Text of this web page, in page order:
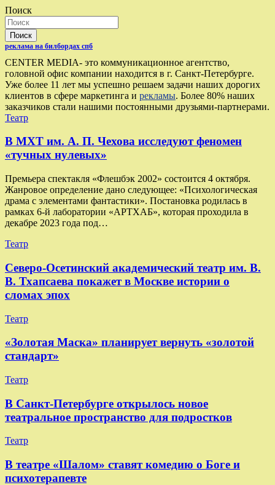
Поиск
Поиск
реклама на билбордах спб
CENTER MEDIA- это коммуникационное агентство,
головной офис компании находится в г. Санкт-Петербурге.
Уже более 11 лет мы успешно решаем задачи наших дорогих
клиентов в сфере маркетинга и рекламы. Более 80% наших
заказчиков стали нашими постоянными друзьями-партнерами.
Театр
В МХТ им. А. П. Чехова исследуют феномен
«тучных нулевых»
Премьера спектакля «Флешбэк 2002» состоится 4 октября.
Жанровое определение дано следующее: «Психологическая
драма с элементами фантастики». Постановка родилась в
рамках 6-й лаборатории «АРТХАБ», которая проходила в
декабре 2023 года под…
Театр
Северо-Осетинский академический театр им. В.
В. Тхапсаева покажет в Москве истории о
сломах эпох
Театр
«Золотая Маска» планирует вернуть «золотой
стандарт»
Театр
В Санкт-Петербурге открылось новое
театральное пространство для подростков
Театр
В театре «Шалом» ставят комедию о Боге и
психотерапевте